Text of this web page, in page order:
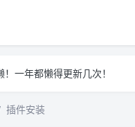
！一年都懒得更新几次！
一年都懒得更新几次！
插件安装